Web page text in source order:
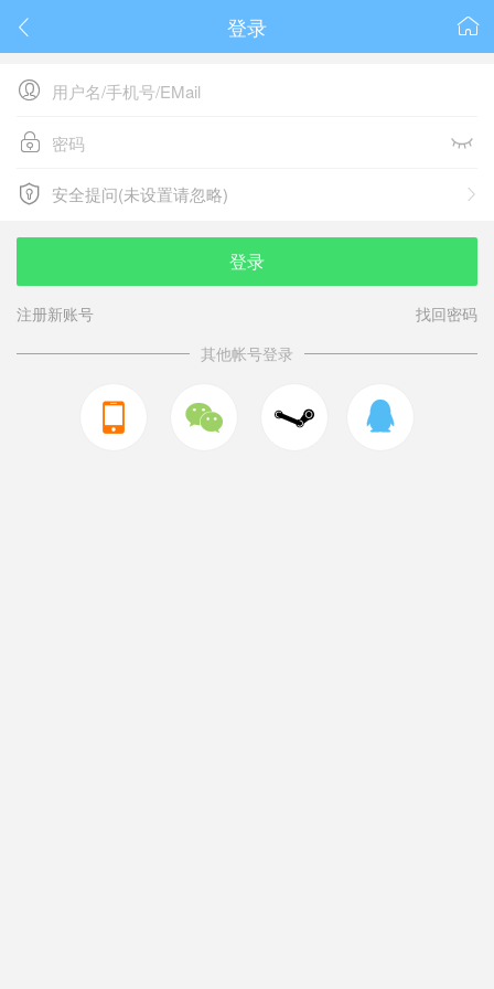
 
登录

 
 
安全提问(未设置请忽略)
安全提问(未设置请忽略)
登录
注册新账号
找回密码
其他帐号登录
  